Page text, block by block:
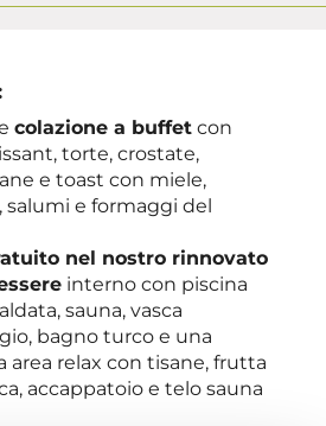
colazione a buffet con
torte, crostate,
e toast con miele,
salumi e formaggi del
nel nostro rinnovato
interno con piscina
sauna, vasca
bagno turco e una
area relax con tisane, frutta
accappatoio e telo sauna